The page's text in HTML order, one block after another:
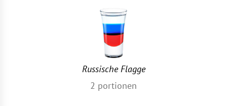
Russische Flagge
2 portionen